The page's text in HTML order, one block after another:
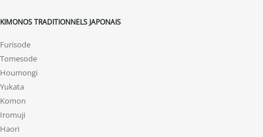
KIMONOS TRADITIONNELS JAPONAIS
Furisode
Tomesode
Houmongi
Yukata
Komon
Iromuji
Haori